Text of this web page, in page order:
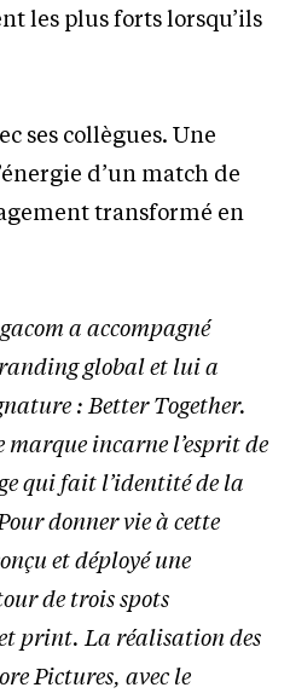
les plus forts lorsqu’ils
ses collègues. Une
d’un match de
transformé en
a accompagné
global et lui a
: Better Together.
incarne l’esprit de
qui fait l’identité de la
donner vie à cette
et déployé une
de trois spots
print. La réalisation des
Pictures, avec le